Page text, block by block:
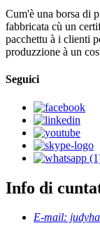
Cum'è una borsa di
fabbricata cù un
pacchettu à i clienti
produzzione à un
Seguici
Info di
E-mail: